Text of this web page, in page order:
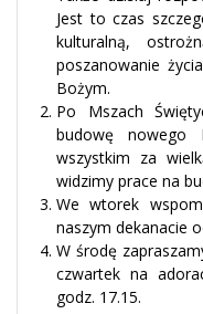
Jest to czas
kulturalną,
poszanowanie
Bożym.
Po Mszach
budowę nowego
wszystkim za
widzimy prace na
We wtorek
naszym dekanacie
W środę
czwartek na
godz. 17.15.